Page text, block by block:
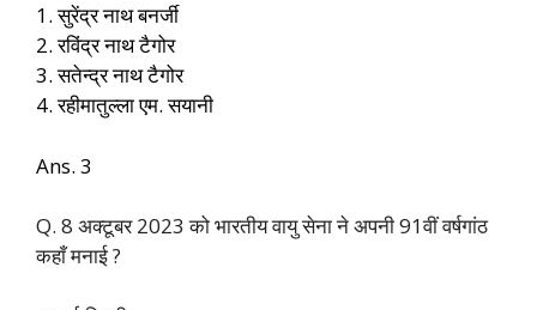
1. सुरेंद्र नाथ बनर्जी
2. रविंद्र नाथ टैगोर
3. सतेन्द्र नाथ टैगोर
4. रहीमातुल्ला एम. सयानी
Ans. 3
Q. 8 अक्टूबर 2023 को भारतीय वायु सेना ने अपनी 91वीं वर्षगांठ
कहाँ मनाई ?